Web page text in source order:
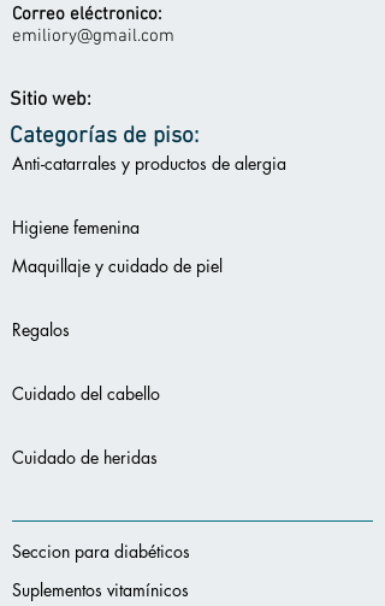
Correo eléctronico:
emiliory@gmail.com
Sitio web:
Categorías de piso:
Anti-catarrales y productos de alergia
Higiene femenina
Maquillaje y cuidado de piel
Regalos
Cuidado del cabello
Cuidado de heridas
Seccion para diabéticos
Suplementos vitamínicos